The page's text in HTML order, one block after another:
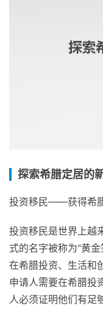
探索希腊定居的
投资移民——获得希
投资移民是世界上越
式的名字被称为“黄
在希腊投资、生活和
申请人需要在希腊投
人必须证明他们有足